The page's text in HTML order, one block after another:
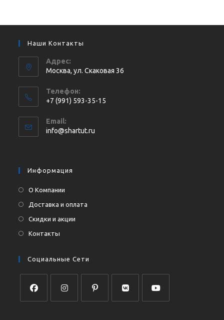
Наши Контакты
Адрес:
Москва, ул. Cкаковая 36
Телефон:
+7 (991) 593-35-15
в
вашем
Email:
info@shartut.ru
Информация
О Компании
Доставка и оплата
Скидки и акции
Контакты
Социальные Сети